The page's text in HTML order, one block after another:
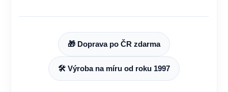
🎁 Doprava po ČR zdarma
🛠️ Výroba na míru od roku 1997